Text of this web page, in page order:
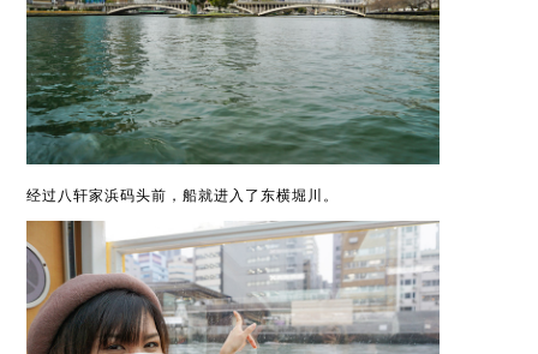
经过八轩家浜码头前，船就进入了东横堀川。